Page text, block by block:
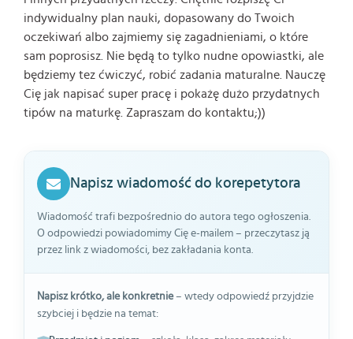
indywidualny plan nauki, dopasowany do Twoich
oczekiwań albo zajmiemy się zagadnieniami, o które
sam poprosisz. Nie będą to tylko nudne opowiastki, ale
będziemy tez ćwiczyć, robić zadania maturalne. Nauczę
Cię jak napisać super pracę i pokażę dużo przydatnych
tipów na maturkę. Zapraszam do kontaktu;))
Napisz wiadomość do korepetytora
Wiadomość trafi bezpośrednio do autora tego ogłoszenia.
O odpowiedzi powiadomimy Cię e-mailem – przeczytasz ją
przez link z wiadomości, bez zakładania konta.
Napisz krótko, ale konkretnie– wtedy odpowiedź przyjdzie
szybciej i będzie na temat: